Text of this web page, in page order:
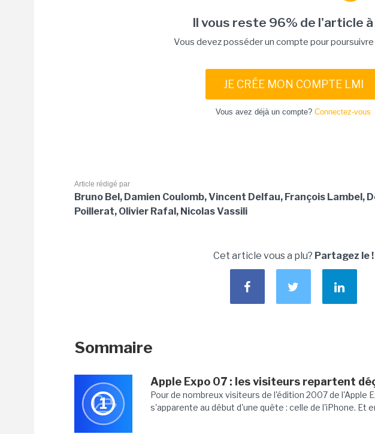
Il vous reste 96% de l'article
Vous devez posséder un compte pour
JE CRÉE MON COMPTE LMI
Vous avez déjà un compte? Connectez-vous
Article rédigé par
Bruno Bel, Damien Coulomb, Vincent Delfau, François Lambel,
Poillerat, Olivier Rafal, Nicolas Vassili
Cet article vous a plu? Partagez le !
Sommaire
1
Apple Expo 07 : les visiteurs repartent
Pour de nombreux visiteurs de l'édition 2007 de l'Apple
s'apparente au début d'une quête : celle de l'iPhone. Et